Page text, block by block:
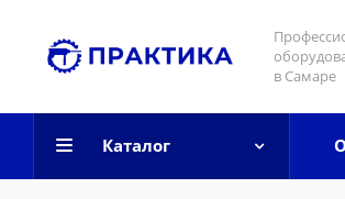
в Самаре
Каталог